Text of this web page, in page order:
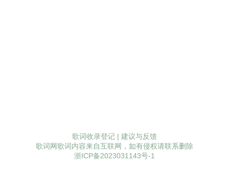
歌词收录登记 | 建议与反馈
歌词网歌词内容来自互联网，如有侵权请联系删除
浙ICP备2023031143号-1